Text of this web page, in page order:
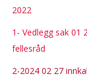
2022
1- Vedlegg sak 01
fellesråd
2-2024 02 27